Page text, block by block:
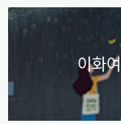
이화